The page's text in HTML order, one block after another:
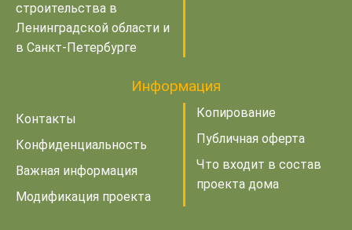
строительства в
Ленинградской области и
в Санкт-Петербурге
Информация
Контакты
Конфиденциальность
Важная информация
Модификация проекта
Копирование
Публичная оферта
Что входит в состав
проекта дома